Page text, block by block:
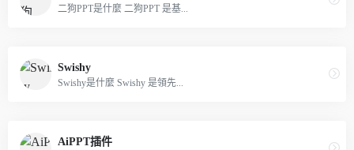
二狗PPT是什麼 二狗PPT 是基...
Swishy
Swishy是什麼 Swishy 是領先...
AiPPT插件